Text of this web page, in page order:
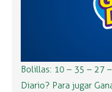
Bolillas: 10 – 35 – 27
Diario? Para jugar